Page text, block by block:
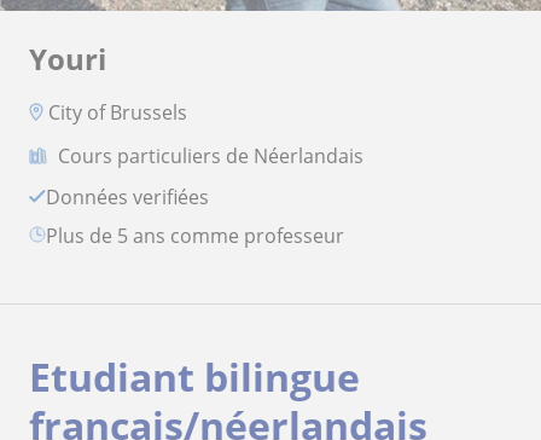
Youri
City of Brussels
Cours particuliers de Néerlandais
Données verifiées
plus de 5 ans comme professeur
Etudiant bilingue
français/néerlandais